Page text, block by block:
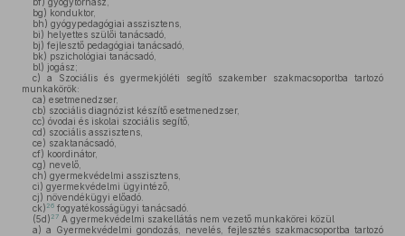
bg) konduktor,
bh) gyógypedagógiai asszisztens,
bi) helyettes szülői tanácsadó,
bj) fejlesztő pedagógiai tanácsadó,
bk) pszichológiai tanácsadó,
bl) jogász;
c) a Szociális és gyermekjóléti segítő szakember szakmacsoportba tartozó
munkakörök:
ca) esetmenedzser,
cb) szociális diagnózist készítő esetmenedzser,
cc) óvodai és iskolai szociális segítő,
cd) szociális asszisztens,
ce) szaktanácsadó,
cf) koordinátor,
cg) nevelő,
ch) gyermekvédelmi asszisztens,
ci) gyermekvédelmi ügyintéző,
cj) növendékügyi előadó.
ck) 26 fogyatékosságügyi tanácsadó.
(5d) 27 A gyermekvédelmi szakellátás nem vezető munkakörei közül
a) a Gyermekvédelmi gondozás, nevelés, fejlesztés szakmacsoportba tartozó